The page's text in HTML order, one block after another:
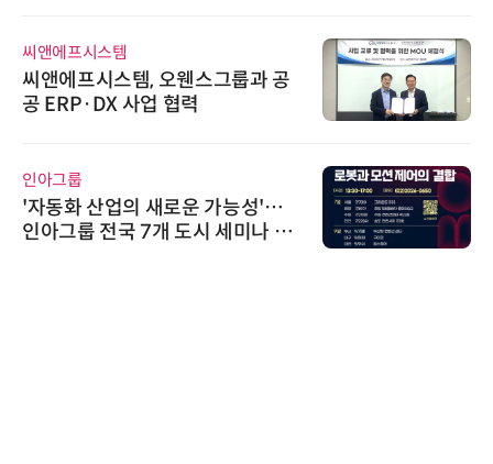
씨앤에프시스템
씨앤에프시스템, 오웬스그룹과 공
공 ERP·DX 사업 협력
인아그룹
'자동화 산업의 새로운 가능성'…
인아그룹 전국 7개 도시 세미나 페